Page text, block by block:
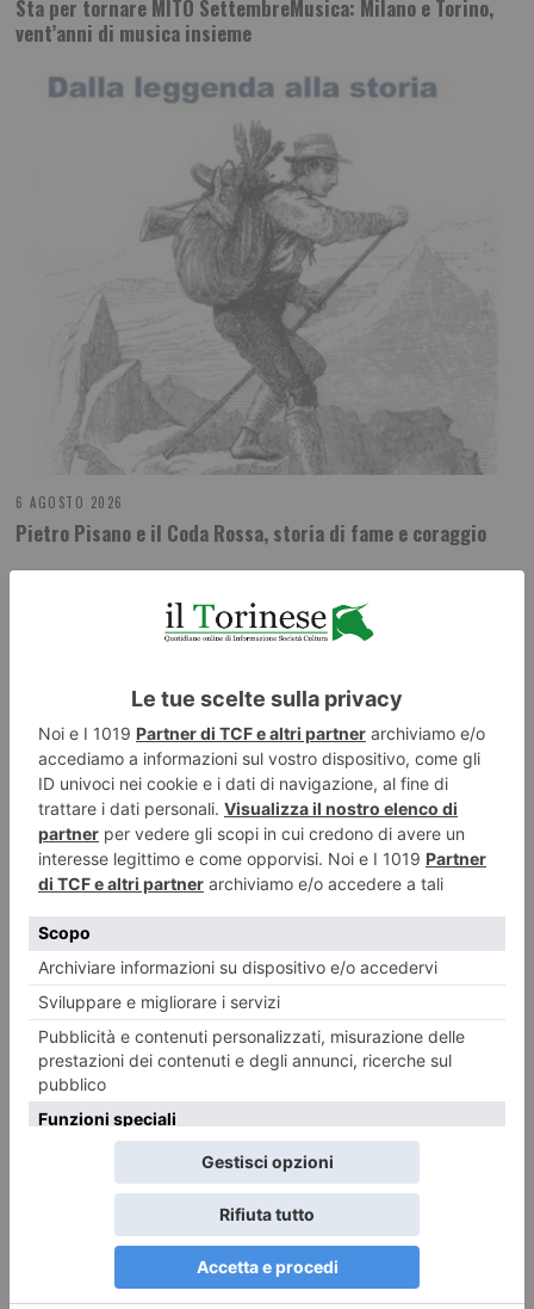
Sta per tornare MITO SettembreMusica: Milano e Torino,
vent’anni di musica insieme
6 AGOSTO 2026
Pietro Pisano e il Coda Rossa, storia di fame e coraggio
ILTORINESE POST RECENTI
LASCIA UN COMMENTO